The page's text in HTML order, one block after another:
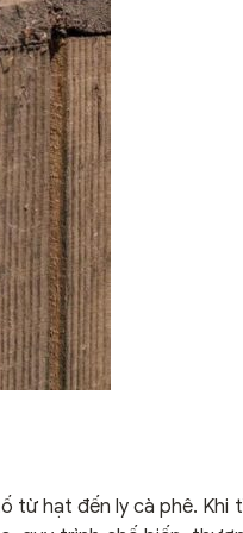
từ hạt đến ly cà phê. Khi